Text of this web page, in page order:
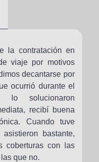
la contratación en
viaje por motivos
decantarse por
ocurrió durante el
lo solucionaron
recibí buena
Cuando tuve
bastante,
coberturas con las
que no.